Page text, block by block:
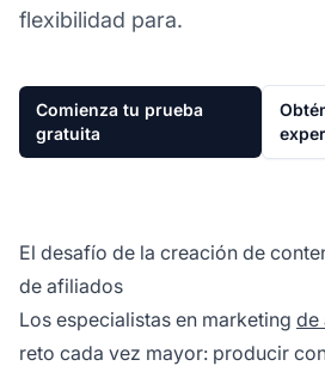
flexibilidad para.
Comienza tu prueba
gratuita
El desafío de la creación de
de afiliados
Los especialistas en marketing de
reto cada vez mayor: producir